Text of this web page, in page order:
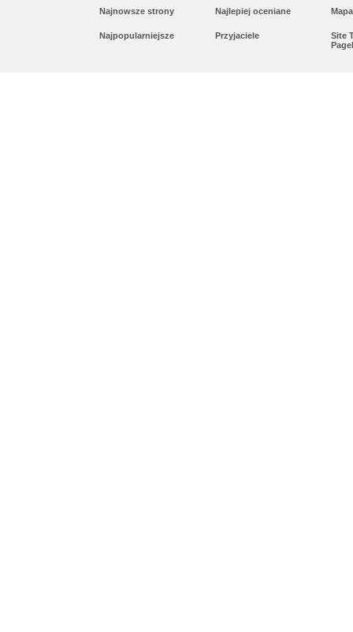
Najnowsze strony Najlepiej oceniane
Najpopularniejsze Przyjaciele
Site